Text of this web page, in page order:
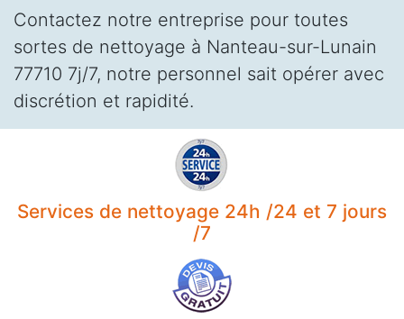
Contactez notre entreprise pour toutes
sortes de nettoyage à Nanteau-sur-Lunain
77710 7j/7, notre personnel sait opérer avec
discrétion et rapidité.
Services de nettoyage 24h /24 et 7 jours
/7